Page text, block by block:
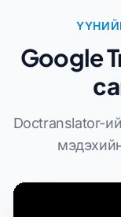
Google
Doctranslator-